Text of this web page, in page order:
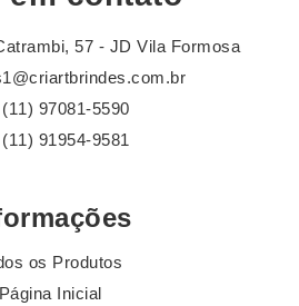
57 - JD Vila Formosa
(11) 97081-5590
(11) 91954-9581
os Produtos
Página Inicial